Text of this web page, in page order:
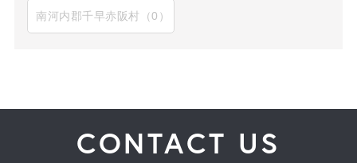
南河内郡千早赤阪村（0）
CONTACT US